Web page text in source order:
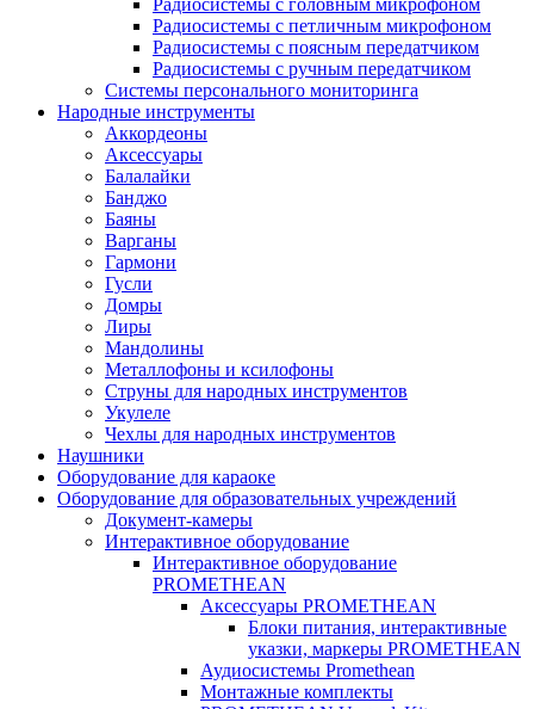
Радиосистемы с головным микрофоном
Радиосистемы с петличным микрофоном
Радиосистемы с поясным передатчиком
Радиосистемы с ручным передатчиком
Системы персонального мониторинга
Народные инструменты
Аккордеоны
Аксессуары
Балалайки
Банджо
Баяны
Варганы
Гармони
Гусли
Домры
Лиры
Мандолины
Металлофоны и ксилофоны
Струны для народных инструментов
Укулеле
Чехлы для народных инструментов
Наушники
Оборудование для караоке
Оборудование для образовательных учреждений
Документ-камеры
Интерактивное оборудование
Интерактивное оборудование
PROMETHEAN
Аксессуары PROMETHEAN
Блоки питания, интерактивные
указки, маркеры PROMETHEAN
Аудиосистемы Promethean
Монтажные комплекты